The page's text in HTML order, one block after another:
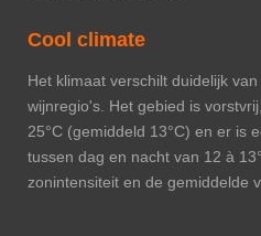
Cool climate
Het klimaat verschilt duidelijk
wijnregio's. Het gebied is
25°C (gemiddeld 13°C) en er is
tussen dag en nacht van 12 à
zonintensiteit en de gemiddelde